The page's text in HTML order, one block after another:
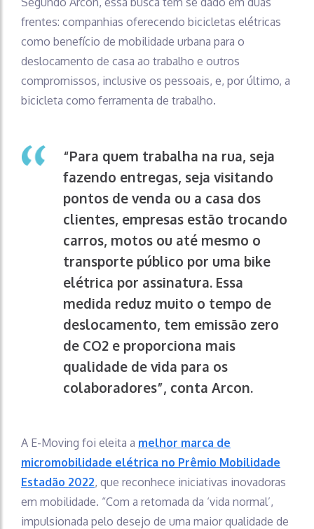
frentes: companhias oferecendo bicicletas elétricas
como benefício de mobilidade urbana para o
deslocamento de casa ao trabalho e outros
compromissos, inclusive os pessoais, e, por último, a
bicicleta como ferramenta de trabalho.
“Para quem trabalha na rua, seja
fazendo entregas, seja visitando
pontos de venda ou a casa dos
clientes, empresas estão trocando
carros, motos ou até mesmo o
transporte público por uma bike
elétrica por assinatura. Essa
medida reduz muito o tempo de
deslocamento, tem emissão zero
de CO2 e proporciona mais
qualidade de vida para os
colaboradores”, conta Arcon.
A E-Moving foi eleita a melhor marca de
micromobilidade elétrica no Prêmio Mobilidade
Estadão 2022, que reconhece iniciativas inovadoras
em mobilidade. “Com a retomada da ‘vida normal’,
impulsionada pelo desejo de uma maior qualidade de